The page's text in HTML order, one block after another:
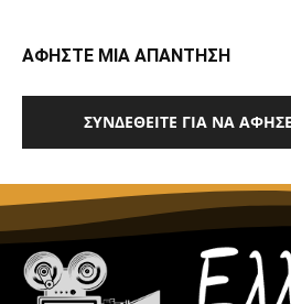
ΑΦΗΣΤΕ ΜΙΑ ΑΠΑΝΤΗΣΗ
ΣΥΝΔΕΘΕΊΤΕ ΓΙΑ ΝΑ